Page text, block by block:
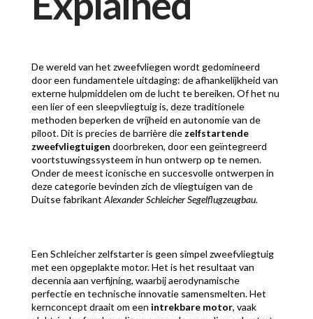
De wereld van het zweefvliegen wordt gedomineerd
door een fundamentele uitdaging: de afhankelijkheid van
externe hulpmiddelen om de lucht te bereiken. Of het nu
een lier of een sleepvliegtuig is, deze traditionele
methoden beperken de vrijheid en autonomie van de
piloot. Dit is precies de barrière die zelfstartende
zweefvliegtuigen doorbreken, door een geïntegreerd
voortstuwingssysteem in hun ontwerp op te nemen.
Onder de meest iconische en succesvolle ontwerpen in
deze categorie bevinden zich de vliegtuigen van de
Duitse fabrikant Alexander Schleicher Segelflugzeugbau.
Een Schleicher zelfstarter is geen simpel zweefvliegtuig
met een opgeplakte motor. Het is het resultaat van
decennia aan verfijning, waarbij aerodynamische
perfectie en technische innovatie samensmelten. Het
kernconcept draait om een intrekbare motor, vaak